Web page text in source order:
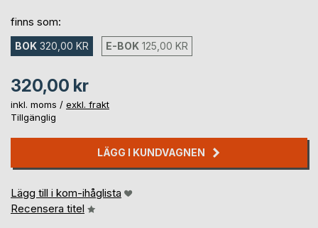
finns som:
BOK 320,00 KR E-BOK 125,00 KR
320,00 kr
inkl. moms / exkl. frakt
Tillgänglig
LÄGG I KUNDVAGNEN
Lägg till i kom-ihåglista
Recensera titel